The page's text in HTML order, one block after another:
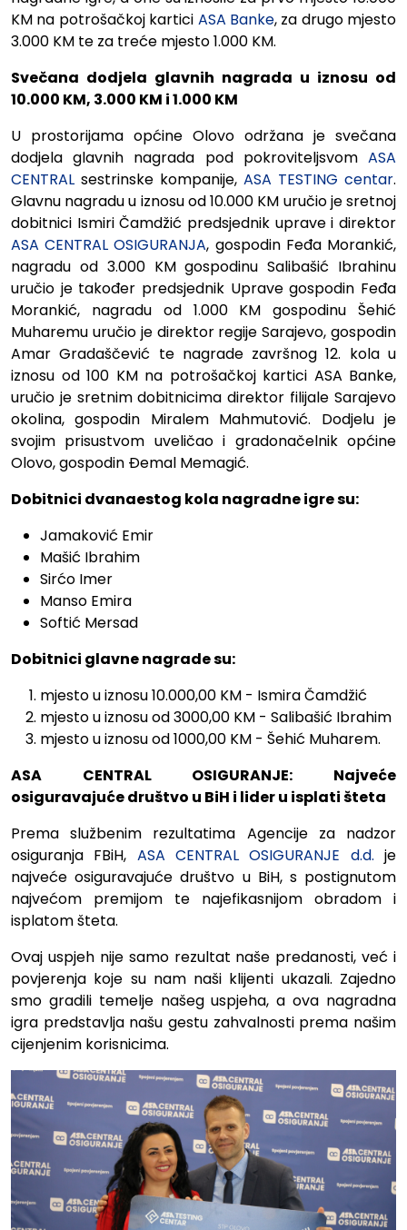
KM na potrošačkoj kartici ASA Banke, za drugo mjesto
3.000 KM te za treće mjesto 1.000 KM.
Svečana dodjela glavnih nagrada u iznosu od
10.000 KM, 3.000 KM i 1.000 KM
U prostorijama općine Olovo održana je svečana
dodjela glavnih nagrada pod pokroviteljsvom ASA
CENTRAL sestrinske kompanije, ASA TESTING centar.
Glavnu nagradu u iznosu od 10.000 KM uručio je sretnoj
dobitnici Ismiri Čamdžić predsjednik uprave i direktor
ASA CENTRAL OSIGURANJA, gospodin Feđa Morankić,
nagradu od 3.000 KM gospodinu Salibašić Ibrahinu
uručio je također predsjednik Uprave gospodin Feđa
Morankić, nagradu od 1.000 KM gospodinu Šehić
Muharemu uručio je direktor regije Sarajevo, gospodin
Amar Gradaščević te nagrade završnog 12. kola u
iznosu od 100 KM na potrošačkoj kartici ASA Banke,
uručio je sretnim dobitnicima direktor filijale Sarajevo
okolina, gospodin Miralem Mahmutović. Dodjelu je
svojim prisustvom uveličao i gradonačelnik općine
Olovo, gospodin Đemal Memagić.
Dobitnici dvanaestog kola nagradne igre su:
Jamaković Emir
Mašić Ibrahim
Sirćo Imer
Manso Emira
Softić Mersad
Dobitnici glavne nagrade su:
mjesto u iznosu 10.000,00 KM - Ismira Čamdžić
mjesto u iznosu od 3000,00 KM - Salibašić Ibrahim
mjesto u iznosu od 1000,00 KM - Šehić Muharem.
ASA CENTRAL OSIGURANJE: Najveće
osiguravajuće društvo u BiH i lider u isplati šteta
Prema službenim rezultatima Agencije za nadzor
osiguranja FBiH, ASA CENTRAL OSIGURANJE d.d. je
najveće osiguravajuće društvo u BiH, s postignutom
najvećom premijom te najefikasnijom obradom i
isplatom šteta.
Ovaj uspjeh nije samo rezultat naše predanosti, već i
povjerenja koje su nam naši klijenti ukazali. Zajedno
smo gradili temelje našeg uspjeha, a ova nagradna
igra predstavlja našu gestu zahvalnosti prema našim
cijenjenim korisnicima.